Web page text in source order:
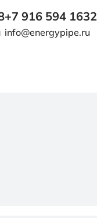
+7 916 594 1632
info@energypipe.ru